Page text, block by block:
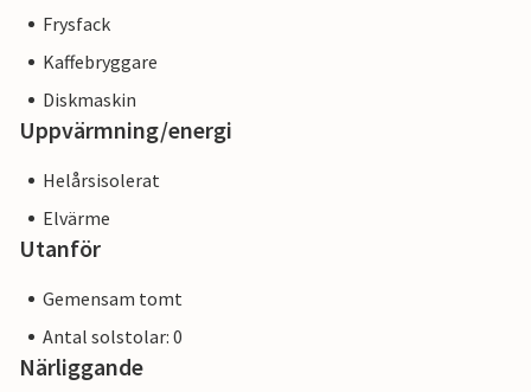
Frysfack
Kaffebryggare
Diskmaskin
Uppvärmning/energi
Helårsisolerat
Elvärme
Utanför
Gemensam tomt
Antal solstolar: 0
Närliggande